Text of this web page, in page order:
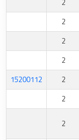
2
2
2
2
15200112
2
2